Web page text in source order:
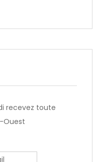
recevez toute
Ouest